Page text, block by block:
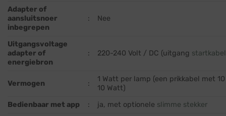
Adapter of
aansluitsnoer
inbegrepen
: Nee
Uitgangsvoltage
adapter of
energiebron
: 220-240 Volt / DC (uitgang startkabel
Vermogen :
1 Watt per lamp (een prikkabel met
10 Watt)
Bedienbaar met app
: ja, met optionele slimme stekker